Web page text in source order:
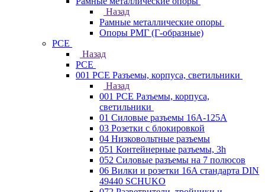
Назад
Рамные металлические опоры
Опоры РМГ (Г-образные)
PCE
Назад
PCE
001 PCE Разъемы, корпуса, светильники
Назад
001 PCE Разъемы, корпуса,
светильники
01 Силовые разъемы 16А-125А
03 Розетки с блокировкой
04 Низковольтные разъемы
051 Контейнерные разъемы, 3h
052 Силовые разъемы на 7 полюсов
06 Вилки и розетки 16A стандарта DIN
49440 SCHUKO